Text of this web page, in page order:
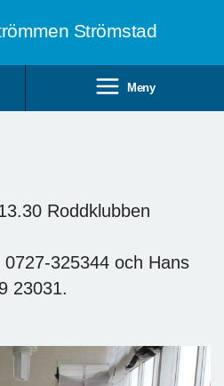
Strömstad
Meny
-13.30 Roddklubben
325344 och Hans
23031.